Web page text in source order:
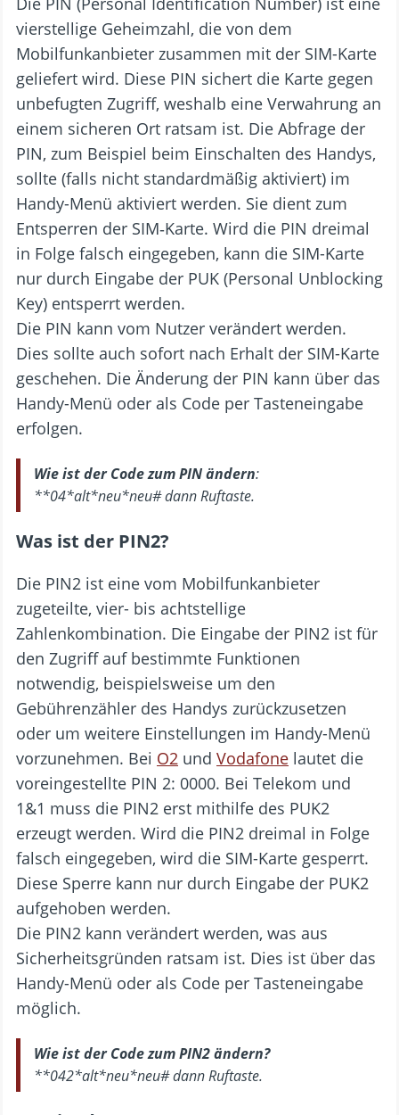
vierstellige Geheimzahl, die von dem
Mobilfunkanbieter zusammen mit der SIM-Karte
geliefert wird. Diese PIN sichert die Karte gegen
unbefugten Zugriff, weshalb eine Verwahrung an
einem sicheren Ort ratsam ist. Die Abfrage der
PIN, zum Beispiel beim Einschalten des Handys,
sollte (falls nicht standardmäßig aktiviert) im
Handy-Menü aktiviert werden. Sie dient zum
Entsperren der SIM‑Karte. Wird die PIN dreimal
in Folge falsch eingegeben, kann die SIM-Karte
nur durch Eingabe der PUK (Personal Unblocking
Key) entsperrt werden.
Die PIN kann vom Nutzer verändert werden.
Dies sollte auch sofort nach Erhalt der SIM-Karte
geschehen. Die Änderung der PIN kann über das
Handy-Menü oder als Code per Tasteneingabe
erfolgen.
Wie ist der Code zum PIN ändern:
**04*alt*neu*neu# dann Ruftaste.
Was ist der PIN2?
Die PIN2 ist eine vom Mobilfunkanbieter
zugeteilte, vier- bis achtstellige
Zahlenkombination. Die Eingabe der PIN2 ist für
den Zugriff auf bestimmte Funktionen
notwendig, beispielsweise um den
Gebührenzähler des Handys zurückzusetzen
oder um weitere Einstellungen im Handy-Menü
vorzunehmen. Bei O2 und Vodafone lautet die
voreingestellte PIN 2: 0000. Bei Telekom und
1&1 muss die PIN2 erst mithilfe des PUK2
erzeugt werden. Wird die PIN2 dreimal in Folge
falsch eingegeben, wird die SIM-Karte gesperrt.
Diese Sperre kann nur durch Eingabe der PUK2
aufgehoben werden.
Die PIN2 kann verändert werden, was aus
Sicherheitsgründen ratsam ist. Dies ist über das
Handy-Menü oder als Code per Tasteneingabe
möglich.
Wie ist der Code zum PIN2 ändern?
**042*alt*neu*neu# dann Ruftaste.